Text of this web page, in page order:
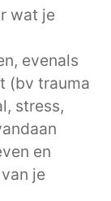
wat je
evenals
(bv trauma
stress,
en
je